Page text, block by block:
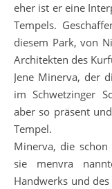
eher ist er eine
Tempels.
diesem Park, von
Architekten des
Jene Minerva, der
im Schwetzinger
aber so präsent
Tempel.
Minerva, die
sie menvra
Handwerks und